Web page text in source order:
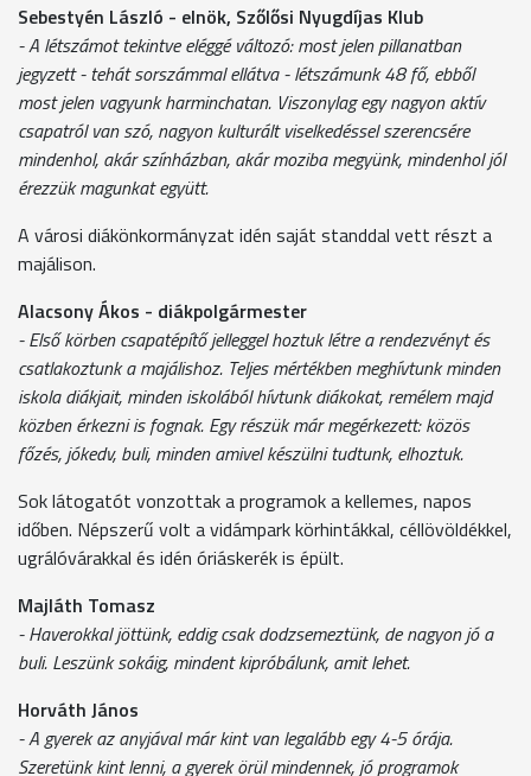
Sebestyén László - elnök, Szőlősi Nyugdíjas Klub
- A létszámot tekintve eléggé változó: most jelen pillanatban
jegyzett - tehát sorszámmal ellátva - létszámunk 48 fő, ebből
most jelen vagyunk harminchatan. Viszonylag egy nagyon aktív
csapatról van szó, nagyon kulturált viselkedéssel szerencsére
mindenhol, akár színházban, akár moziba megyünk, mindenhol jól
érezzük magunkat együtt.
A városi diákönkormányzat idén saját standdal vett részt a
majálison.
Alacsony Ákos - diákpolgármester
- Első körben csapatépítő jelleggel hoztuk létre a rendezvényt és
csatlakoztunk a majálishoz. Teljes mértékben meghívtunk minden
iskola diákjait, minden iskolából hívtunk diákokat, remélem majd
közben érkezni is fognak. Egy részük már megérkezett: közös
főzés, jókedv, buli, minden amivel készülni tudtunk, elhoztuk.
Sok látogatót vonzottak a programok a kellemes, napos
időben. Népszerű volt a vidámpark körhintákkal, céllövöldékkel,
ugrálóvárakkal és idén óriáskerék is épült.
Majláth Tomasz
- Haverokkal jöttünk, eddig csak dodzsemeztünk, de nagyon jó a
buli. Leszünk sokáig, mindent kipróbálunk, amit lehet.
Horváth János
- A gyerek az anyjával már kint van legalább egy 4-5 órája.
Szeretünk kint lenni, a gyerek örül mindennek, jó programok